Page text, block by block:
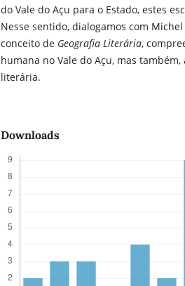
do Vale do Açu para o Estado, estes
Nesse sentido, dialogamos com
conceito de Geografia Literária,
humana no Vale do Açu, mas
literária.
Downloads